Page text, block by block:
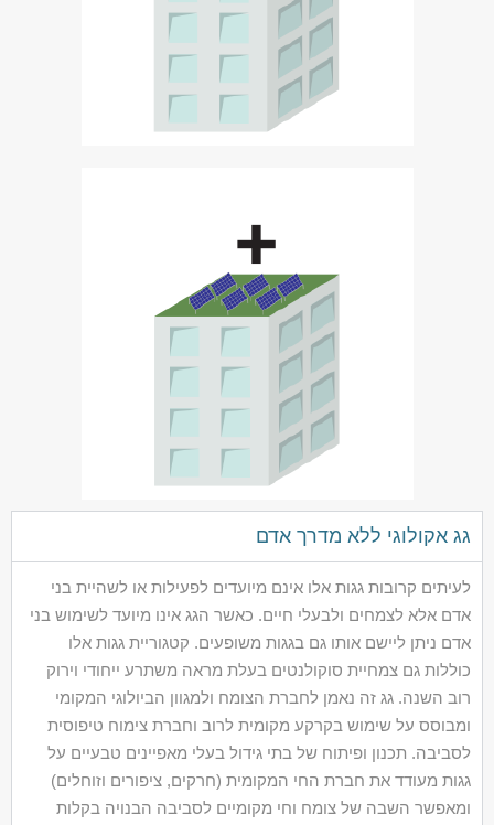
גג אקולוגי ללא מדרך אדם
לעיתים קרובות גגות אלו אינם מיועדים לפעילות או לשהיית בני
אדם אלא לצמחים ולבעלי חיים. כאשר הגג אינו מיועד לשימוש בני
אדם ניתן ליישם אותו גם בגגות משופעים. קטגוריית גגות אלו
כוללות גם צמחיית סוקולנטים בעלת מראה משתרע ייחודי וירוק
רוב השנה. גג זה נאמן לחברת הצומח ולמגוון הביולוגי המקומי
ומבוסס על שימוש בקרקע מקומית לרוב וחברת צימוח טיפוסית
לסביבה. תכנון ופיתוח של בתי גידול בעלי מאפיינים טבעיים על
גגות מעודד את חברת החי המקומית (חרקים, ציפורים וזוחלים)
ומאפשר השבה של צומח וחי מקומיים לסביבה הבנויה בקלות